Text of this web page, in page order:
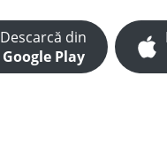
Descarcă din
Google Play